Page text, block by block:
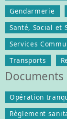
Gendarmerie
Santé, Social et
Services
Transports
Documents
Opération
Règlement